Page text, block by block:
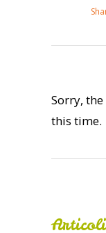
Sorry,
this time.
Articoli